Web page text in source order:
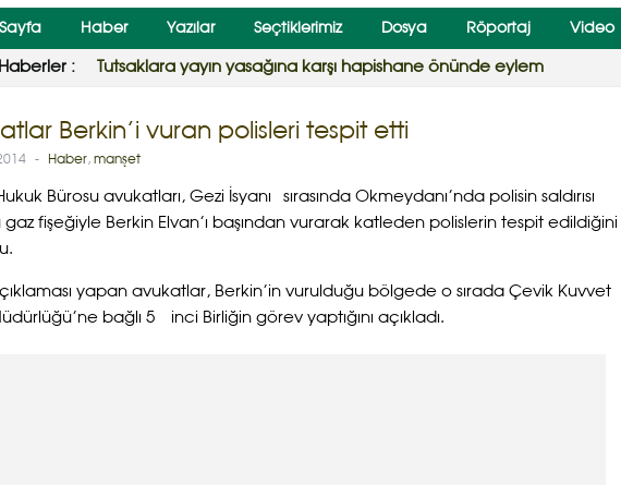
Haber Yazılar Seçtiklerimiz Dosya Röportaj Video
: Tutsaklara yayın yasağına karşı hapishane önünde eylem
Berkin’i vuran polisleri tespit etti
- Haber, manşet
Bürosu avukatları, Gezi İsyanı sırasında Okmeydanı’nda polisin saldırısı
fişeğiyle Berkin Elvan’ı başından vurarak katleden polislerin tespit edildiğini
yapan avukatlar, Berkin’in vurulduğu bölgede o sırada Çevik Kuvvet
bağlı 5′inci Birliğin görev yaptığını açıkladı.